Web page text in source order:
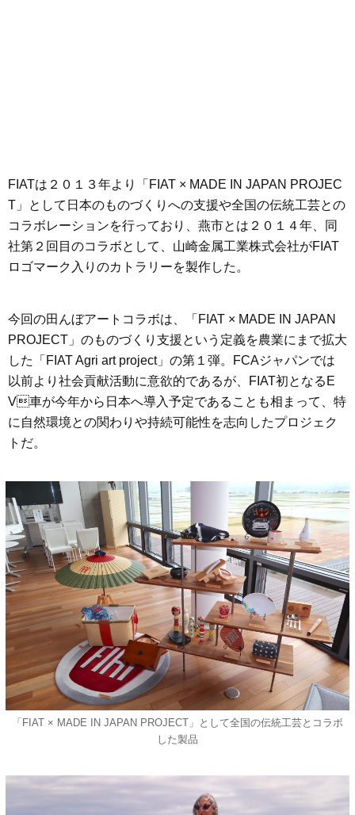
FIATは２０１３年より「FIAT × MADE IN JAPAN PROJEC
T」として日本のものづくりへの支援や全国の伝統工芸との
コラボレーションを行っており、燕市とは２０１４年、同
社第２回目のコラボとして、山崎金属工業株式会社がFIAT
ロゴマーク入りのカトラリーを製作した。
今回の田んぼアートコラボは、「FIAT × MADE IN JAPAN
PROJECT」のものづくり支援という定義を農業にまで拡大
した「FIAT Agri art project」の第１弾。FCAジャパンでは
以前より社会貢献活動に意欲的であるが、FIAT初となるE
V車が今年から日本へ導入予定であることも相まって、特
に自然環境との関わりや持続可能性を志向したプロジェク
トだ。
「FIAT × MADE IN JAPAN PROJECT」として全国の伝統工芸とコラボ
した製品